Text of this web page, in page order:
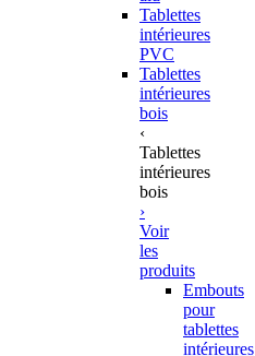
Tablettes
intérieures
PVC
Tablettes
intérieures
bois
‹
Tablettes
intérieures
bois
›
Voir
les
produits
Embouts
pour
tablettes
intérieures